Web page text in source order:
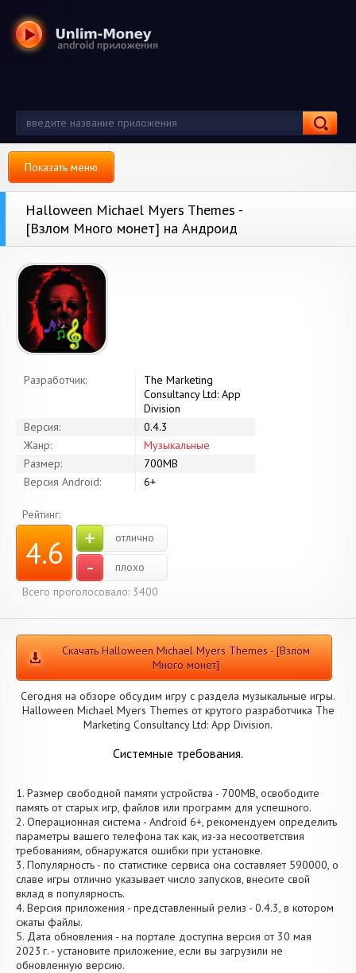
Показать меню
Halloween Michael Myers Themes -
[Взлом Много монет] на Андроид
Разработчик:
The Marketing
Consultancy Ltd: App
Division
Версия:
0.4.3
Жанр:
Музыкальные
Размер:
700MB
Версия Android:
6+
Рейтинг:
4.6 + отлично
-
плохо
Всего проголосовало: 3400
Скачать Halloween Michael Myers Themes - [Взлом
Много монет]
Сегодня на обзоре обсудим игру с раздела музыкальные игры.
Halloween Michael Myers Themes от крутого разработчика The
Marketing Consultancy Ltd: App Division.
Системные требования.
1. Размер свободной памяти устройства - 700MB, освободите
память от старых игр, файлов или программ для успешного.
2. Операционная система - Android 6+, рекомендуем определить
параметры вашего телефона так как, из-за несоответствия
требованиям, обнаружатся ошибки при установке.
3. Популярность - по статистике сервиса она составляет 590000, о
cлаве игры отлично указывает число запусков, внесите свой
вклад в популярность.
4. Версия приложения - представленный релиз - 0.4.3, в котором
сжаты файлы.
5. Дата обновления - на портале доступна версия от 30 мая
2023 г. - установите приложение, если вы загрузили не
обновленную версию.